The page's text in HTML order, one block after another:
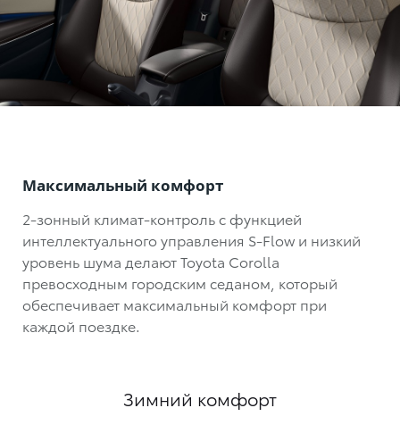
Максимальный комфорт
2-зонный климат-контроль с функцией
интеллектуального управления S-Flow и низкий
уровень шума делаютToyota Corolla
превосходным городским седаном, который
обеспечивает максимальный комфорт при
каждой поездке.
Зимний комфорт